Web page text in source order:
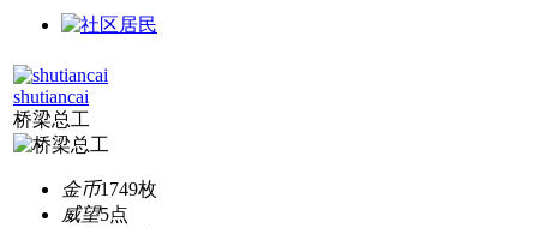
shutiancai
桥梁总工
金币1749枚
威望5点